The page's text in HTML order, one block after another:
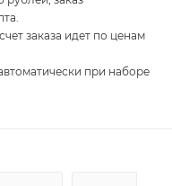
заказа идет по ценам
при наборе